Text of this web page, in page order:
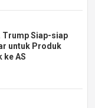
Trump Siap-siap
untuk Produk
ke AS